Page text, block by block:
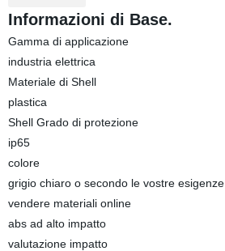
Informazioni di Base.
Gamma di applicazione
industria elettrica
Materiale di Shell
plastica
Shell Grado di protezione
ip65
colore
grigio chiaro o secondo le vostre esigenze
vendere materiali online
abs ad alto impatto
valutazione impatto